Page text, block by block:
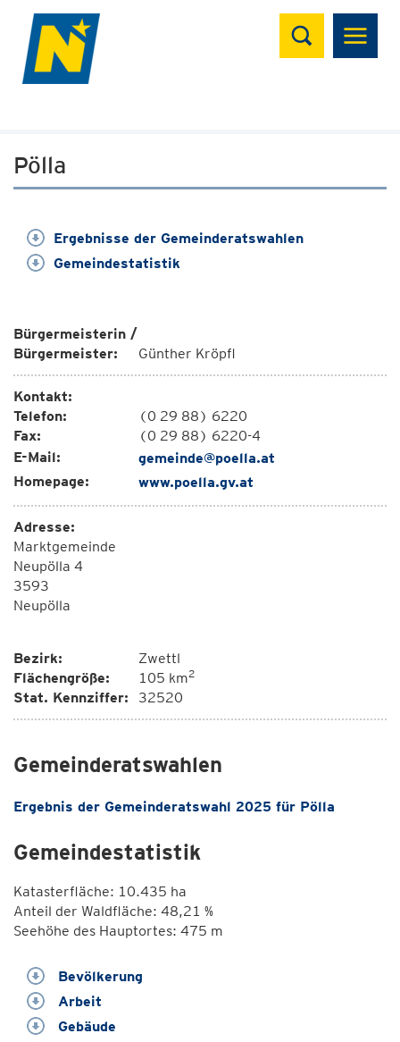
Suchen
Pölla
Ergebnisse der Gemeinderatswahlen
Gemeindestatistik
Bürgermeisterin /
Bürgermeister:
Günther Kröpfl
Kontakt:
Telefon:
(0 29 88) 6220
Fax:
(0 29 88) 6220-4
E-Mail:
gemeinde@poella.at
Homepage:
www.poella.gv.at
Adresse:
Marktgemeinde
Neupölla 4
3593
Neupölla
Bezirk:
Zwettl
Flächengröße:
105 km2
Stat. Kennziffer: 32520
Gemeinderatswahlen
Ergebnis der Gemeinderatswahl 2025 für Pölla
Gemeindestatistik
Katasterfläche: 10.435 ha
Anteil der Waldfläche: 48,21 %
Seehöhe des Hauptortes: 475 m
Bevölkerung
Arbeit
Gebäude